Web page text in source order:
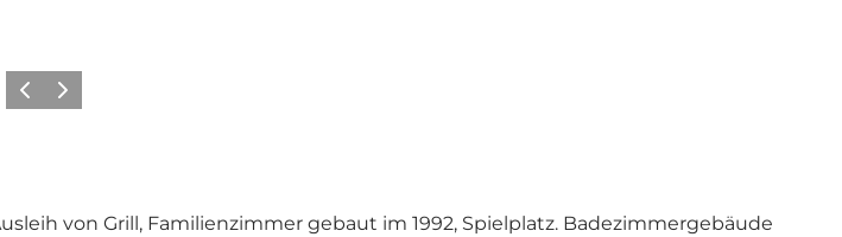
ZurückWeiter
von Grill, Familienzimmer gebaut im 1992, Spielplatz. Badezimmergebäude